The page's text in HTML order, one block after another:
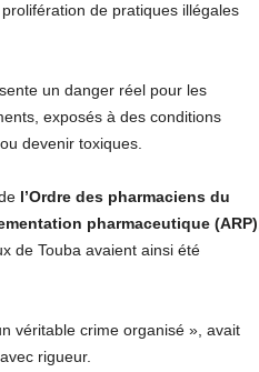
de pratiques illégales
un danger réel pour les
exposés à des conditions
devenir toxiques.
l’Ordre des pharmaciens du
pharmaceutique (ARP)
de Touba avaient ainsi été
véritable crime organisé », avait
rigueur.